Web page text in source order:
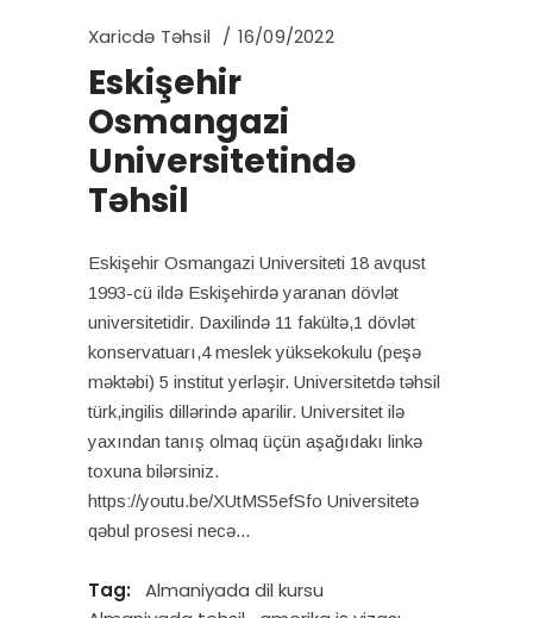
Xaricdə Təhsil 16/09/2022
Eskişehir
Osmangazi
Universitetində
Təhsil
Eskişehir Osmangazi Universiteti 18 avqust
1993-cü ildə Eskişehirdə yaranan dövlət
universitetidir. Daxilində 11 fakültə,1 dövlət
konservatuarı,4 meslek yüksekokulu (peşə
məktəbi) 5 institut yerləşir. Universitetdə təhsil
türk,ingilis dillərində aparilir. Universitet ilə
yaxından tanış olmaq üçün aşağıdakı linkə
toxuna bilərsiniz.
https://youtu.be/XUtMS5efSfo Universitetə
qəbul prosesi necə
Tag:
Almaniyada dil kursu